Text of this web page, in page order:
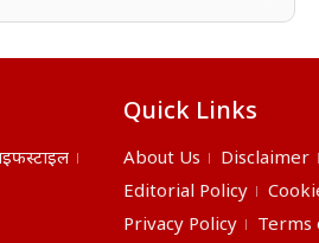
Quick Links
About Us Disclaimer
Editorial Policy
Privacy Policy
Terms